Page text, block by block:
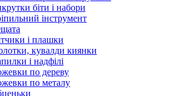
біти і набори
інструмент
і плашки
кувалди киянки
і надфілі
по дереву
по металу